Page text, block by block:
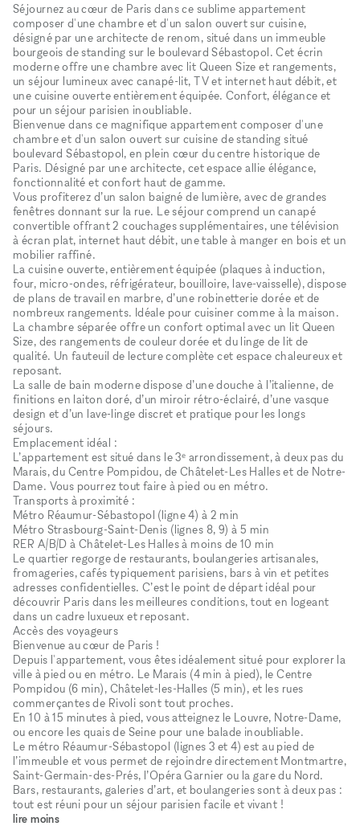
Séjournez au cœur de Paris dans ce sublime appartement
composer d'une chambre et d'un salon ouvert sur cuisine,
désigné par une architecte de renom, situé dans un immeuble
bourgeois de standing sur le boulevard Sébastopol. Cet écrin
moderne offre une chambre avec lit Queen Size et rangements,
un séjour lumineux avec canapé-lit, TV et internet haut débit, et
une cuisine ouverte entièrement équipée. Confort, élégance et
pour un séjour parisien inoubliable.
Bienvenue dans ce magnifique appartement composer d'une
chambre et d'un salon ouvert sur cuisine de standing situé
boulevard Sébastopol, en plein cœur du centre historique de
Paris. Désigné par une architecte, cet espace allie élégance,
fonctionnalité et confort haut de gamme.
Vous profiterez d’un salon baigné de lumière, avec de grandes
fenêtres donnant sur la rue. Le séjour comprend un canapé
convertible offrant 2 couchages supplémentaires, une télévision
à écran plat, internet haut débit, une table à manger en bois et un
mobilier raffiné.
La cuisine ouverte, entièrement équipée (plaques à induction,
four, micro-ondes, réfrigérateur, bouilloire, lave-vaisselle), dispose
de plans de travail en marbre, d’une robinetterie dorée et de
nombreux rangements. Idéale pour cuisiner comme à la maison.
La chambre séparée offre un confort optimal avec un lit Queen
Size, des rangements de couleur dorée et du linge de lit de
qualité. Un fauteuil de lecture complète cet espace chaleureux et
reposant.
La salle de bain moderne dispose d’une douche à l’italienne, de
finitions en laiton doré, d’un miroir rétro-éclairé, d’une vasque
design et d’un lave-linge discret et pratique pour les longs
séjours.
Emplacement idéal :
L’appartement est situé dans le 3ᵉ arrondissement, à deux pas du
Marais, du Centre Pompidou, de Châtelet-Les Halles et de Notre-
Dame. Vous pourrez tout faire à pied ou en métro.
Transports à proximité :
Métro Réaumur-Sébastopol (ligne 4) à 2 min
Métro Strasbourg-Saint-Denis (lignes 8, 9) à 5 min
RER A/B/D à Châtelet-Les Halles à moins de 10 min
Le quartier regorge de restaurants, boulangeries artisanales,
fromageries, cafés typiquement parisiens, bars à vin et petites
adresses confidentielles. C’est le point de départ idéal pour
découvrir Paris dans les meilleures conditions, tout en logeant
dans un cadre luxueux et reposant.
Accès des voyageurs
Bienvenue au cœur de Paris !
Depuis l'appartement, vous êtes idéalement situé pour explorer la
ville à pied ou en métro. Le Marais (4 min à pied), le Centre
Pompidou (6 min), Châtelet-les-Halles (5 min), et les rues
commerçantes de Rivoli sont tout proches.
En 10 à 15 minutes à pied, vous atteignez le Louvre, Notre-Dame,
ou encore les quais de Seine pour une balade inoubliable.
Le métro Réaumur-Sébastopol (lignes 3 et 4) est au pied de
l’immeuble et vous permet de rejoindre directement Montmartre,
Saint-Germain-des-Prés, l’Opéra Garnier ou la gare du Nord.
Bars, restaurants, galeries d’art, et boulangeries sont à deux pas :
tout est réuni pour un séjour parisien facile et vivant !
lire moins